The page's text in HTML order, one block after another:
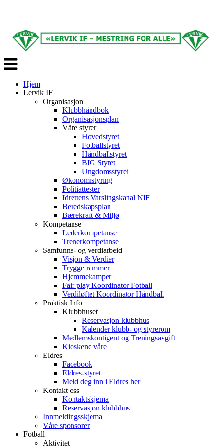
Veksle
navigasjon
Hjem
Lervik IF
Organisasjon
Klubbhåndbok
Organisasjonsplan
Våre styrer
Hovedstyret
Fotballstyret
Håndballstyret
BIG Styret
Ungdomsstyret
Økonomistyring
Politiattester
Idrettens Varslingskanal NIF
Beredskapsplan
Bærekraft & Miljø
Kompetanse
Lederkompetanse
Trenerkompetanse
Samfunns- og verdiarbeid
Visjon & Verdier
Trygge rammer
Hjemmekamper
Fair play Koordinator Fotball
Verdiløftet Koordinator Håndball
Praktisk Info
Klubbhuset
Reservasjon klubbhus
Kalender klubb- og styrerom
Medlemskontigent og Treningsavgift
Kioskene våre
Eldres
Facebook
Eldres-styret
Meld deg inn i Eldres her
Kontakt oss
Kontaktskjema
Reservasjon klubbhus
Innmeldingsskjema
Våre sponsorer
Fotball
Aktivitet